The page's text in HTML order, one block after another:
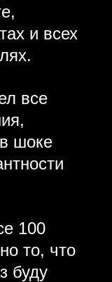
и всех
все
шоке
100
то, что
буду